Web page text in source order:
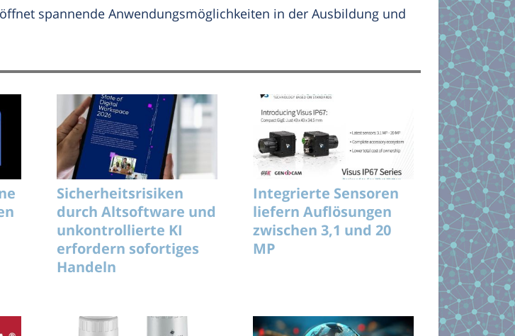
spannende Anwendungsmöglichkeiten in der Ausbildung und
Sicherheitsrisiken
durch Altsoftware und
unkontrollierte KI
erfordern sofortiges
Handeln
Integrierte Sensoren
liefern Auflösungen
zwischen 3,1 und 20
MP